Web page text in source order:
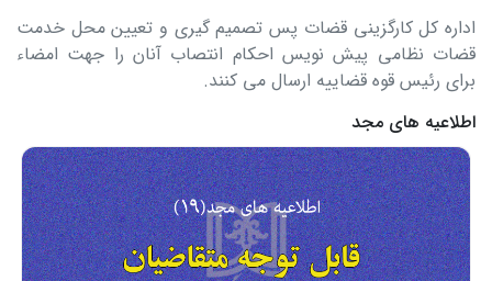
اداره کل کارگزینی قضات پس تصمیم گیری و تعیین محل خدمت
قضات نظامی پیش نویس احکام انتصاب آنان را جهت امضاء
برای رئیس قوه قضاییه ارسال می کنند.
اطلاعیه های مجد